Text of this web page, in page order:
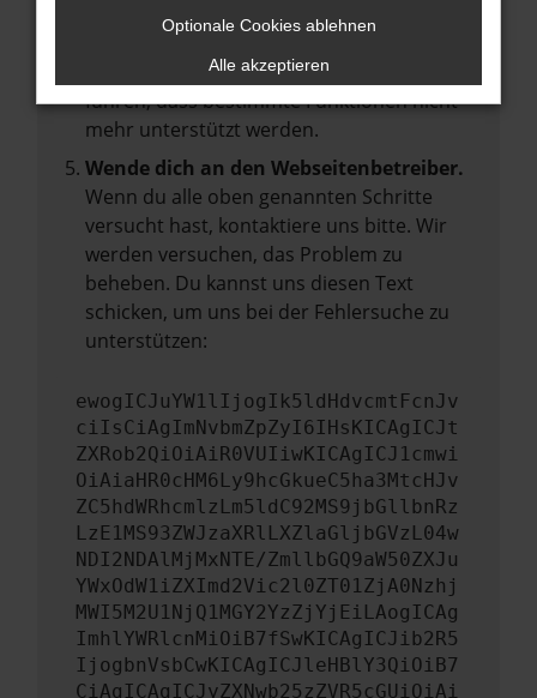
Veraltete Software birgt nicht nur ein
Sicherheitsrisiko, sondern kann auch dazu
führen, dass bestimmte Funktionen nicht
mehr unterstützt werden.
Wende dich an den Webseitenbetreiber.
Wenn du alle oben genannten Schritte
versucht hast, kontaktiere uns bitte. Wir
werden versuchen, das Problem zu
beheben. Du kannst uns diesen Text
schicken, um uns bei der Fehlersuche zu
unterstützen:
ewogICJuYW1lIjogIk5ldHdvcmtFcnJv
ciIsCiAgImNvbmZpZyI6IHsKICAgICJt
ZXRob2QiOiAiR0VUIiwKICAgICJ1cmwi
OiAiaHR0cHM6Ly9hcGkueC5ha3MtcHJv
ZC5hdWRhcmlzLm5ldC92MS9jbGllbnRz
LzE1MS93ZWJzaXRlLXZlaGljbGVzL04w
NDI2NDAlMjMxNTE/ZmllbGQ9aW50ZXJu
YWxOdW1iZXImd2Vic2l0ZT01ZjA0Nzhj
MWI5M2U1NjQ1MGY2YzZjYjEiLAogICAg
ImhlYWRlcnMiOiB7fSwKICAgICJib2R5
IjogbnVsbCwKICAgICJleHBlY3QiOiB7
CiAgICAgICJyZXNwb25zZVR5cGUiOiAi
Optionale Cookies ablehnen
Alle akzeptieren